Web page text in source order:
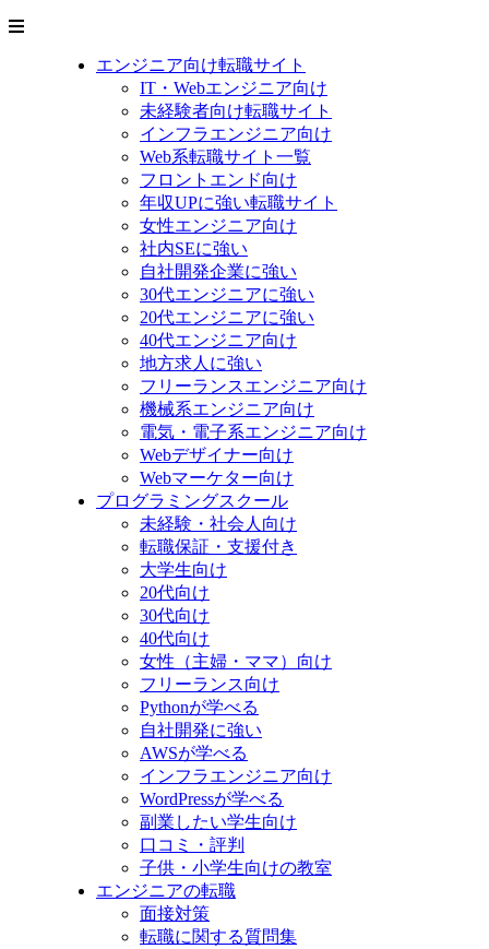
エンジニア向け転職サイト
IT・Webエンジニア向け
未経験者向け転職サイト
インフラエンジニア向け
Web系転職サイト一覧
フロントエンド向け
年収UPに強い転職サイト
女性エンジニア向け
社内SEに強い
自社開発企業に強い
30代エンジニアに強い
20代エンジニアに強い
40代エンジニア向け
地方求人に強い
フリーランスエンジニア向け
機械系エンジニア向け
電気・電子系エンジニア向け
Webデザイナー向け
Webマーケター向け
プログラミングスクール
未経験・社会人向け
転職保証・支援付き
大学生向け
20代向け
30代向け
40代向け
女性（主婦・ママ）向け
フリーランス向け
Pythonが学べる
自社開発に強い
AWSが学べる
インフラエンジニア向け
WordPressが学べる
副業したい学生向け
口コミ・評判
子供・小学生向けの教室
エンジニアの転職
面接対策
転職に関する質問集